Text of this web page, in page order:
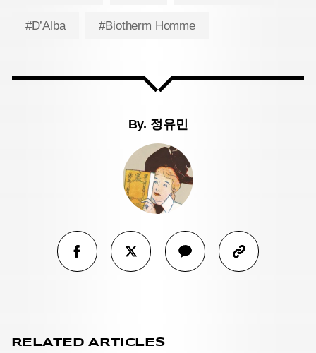
#D’Alba #Biotherm Homme
By. 정유민
RELATED ARTICLES